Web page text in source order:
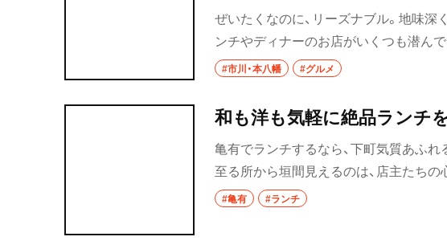
ぜいたくなのに、リーズナブル。地味深
ンチやディナーのお店がいくつも潜ん
に至るまで、バラエティに富んでいるの
#市川・本八幡 #グルメ
和も洋も気軽に絶品ランチ
亀有でランチするなら、下町気質あふ
至る所から垣間見えるのは、店主たち
元を愛する客たち。笑顔と人情が充満す
#亀有 #ランチ